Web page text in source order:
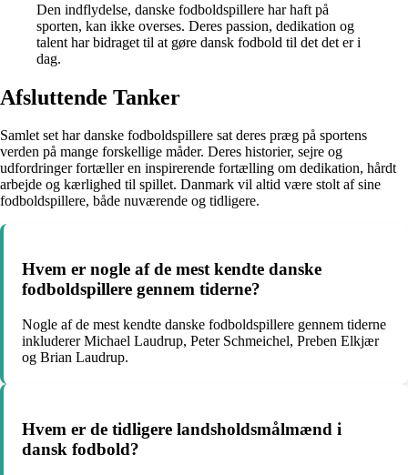
Den indflydelse, danske fodboldspillere har haft på
sporten, kan ikke overses. Deres passion, dedikation og
talent har bidraget til at gøre dansk fodbold til det det er i
dag.
Afsluttende Tanker
Samlet set har danske fodboldspillere sat deres præg på sportens
verden på mange forskellige måder. Deres historier, sejre og
udfordringer fortæller en inspirerende fortælling om dedikation, hårdt
arbejde og kærlighed til spillet. Danmark vil altid være stolt af sine
fodboldspillere, både nuværende og tidligere.
Hvem er nogle af de mest kendte danske
fodboldspillere gennem tiderne?
Nogle af de mest kendte danske fodboldspillere gennem tiderne
inkluderer Michael Laudrup, Peter Schmeichel, Preben Elkjær
og Brian Laudrup.
Hvem er de tidligere landsholdsmålmænd i
dansk fodbold?